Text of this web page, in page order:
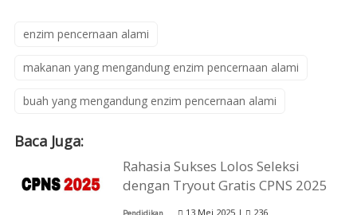
enzim pencernaan alami
makanan yang mengandung enzim pencernaan alami
buah yang mengandung enzim pencernaan alami
Baca Juga:
Rahasia Sukses Lolos Seleksi
dengan Tryout Gratis CPNS 2025
13 Mei 2025 | 236